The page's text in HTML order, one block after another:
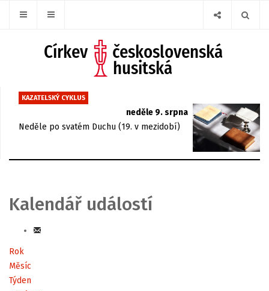
KAZATELSKÝ CYKLUS
neděle 9. srpna
Neděle po svatém Duchu (19. v mezidobí)
Kalendář událostí
Rok
Měsíc
Týden